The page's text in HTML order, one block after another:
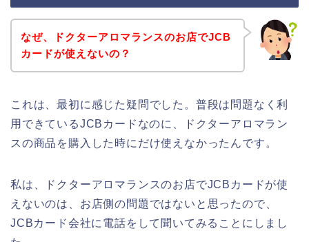
なぜ、ドクターアロマランスのお店でJCB
カードが使えないの？
これは、最初に感じた疑問でした。普段は問題なく利
用できているJCBカードなのに、ドクターアロマラン
スの商品を購入した時にだけ使えなかったんです。
私は、ドクターアロマランスのお店でJCBカードが使
えないのは、お店側の問題ではないと思ったので、
JCBカード会社に電話をして聞いてみることにしまし